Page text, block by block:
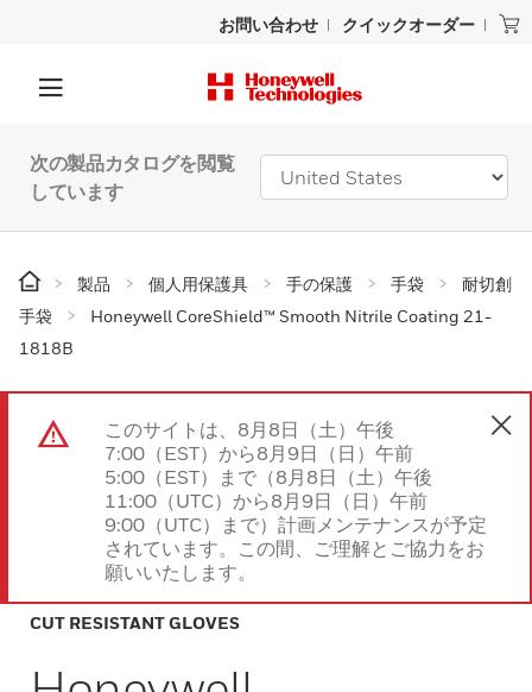
お問い合わせ クイックオーダー
次の製品カタログを閲覧
しています
製品 個人用保護具 手の保護 手袋
耐切創
手袋
Honeywell CoreShield™ Smooth Nitrile Coating 21-
1818B
このサイトは、8月8日（土）午後
7:00（EST）から8月9日（日）午前
5:00（EST）まで（8月8日（土）午後
11:00（UTC）から8月9日（日）午前
9:00（UTC）まで）計画メンテナンスが予定
されています。この間、ご理解とご協力をお
願いいたします。
CUT RESISTANT GLOVES